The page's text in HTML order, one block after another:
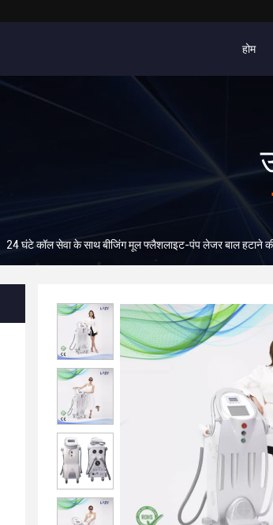
होम
24 घंटे कॉल सेवा के साथ बीजिंग मूल फ्लैशलाइट-पंप लेजर बाल हटाने